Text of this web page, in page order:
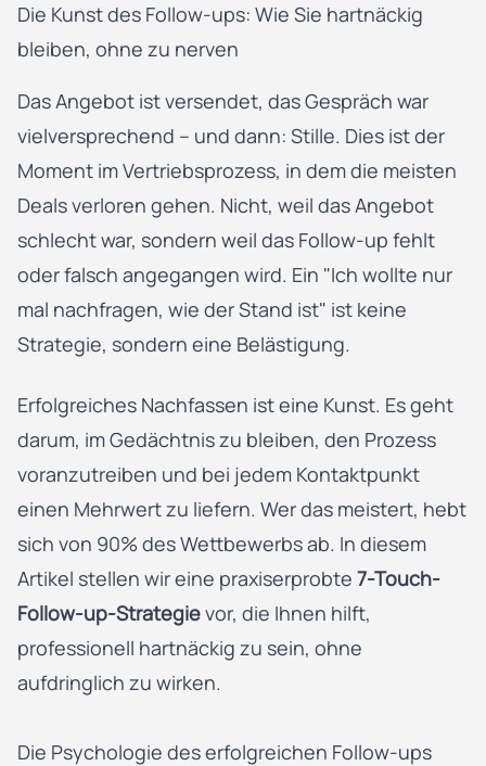
Die Kunst des Follow-ups: Wie Sie hartnäckig
bleiben, ohne zu nerven
Das Angebot ist versendet, das Gespräch war
vielversprechend – und dann: Stille. Dies ist der
Moment im Vertriebsprozess, in dem die meisten
Deals verloren gehen. Nicht, weil das Angebot
schlecht war, sondern weil das Follow-up fehlt
oder falsch angegangen wird. Ein "Ich wollte nur
mal nachfragen, wie der Stand ist" ist keine
Strategie, sondern eine Belästigung.
Erfolgreiches Nachfassen ist eine Kunst. Es geht
darum, im Gedächtnis zu bleiben, den Prozess
voranzutreiben und bei jedem Kontaktpunkt
einen Mehrwert zu liefern. Wer das meistert, hebt
sich von 90% des Wettbewerbs ab. In diesem
Artikel stellen wir eine praxiserprobte 7-Touch-
Follow-up-Strategievor, die Ihnen hilft,
professionell hartnäckig zu sein, ohne
aufdringlich zu wirken.
Die Psychologie des erfolgreichen Follow-ups